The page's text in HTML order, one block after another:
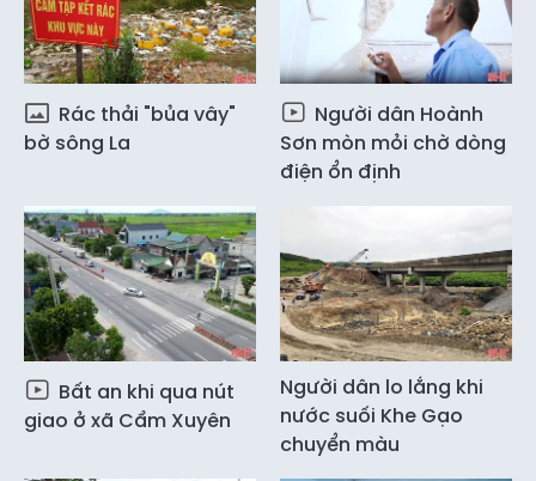
Rác thải "bủa vây"
bờ sông La
Người dân Hoành
Sơn mòn mỏi chờ dòng
điện ổn định
Bất an khi qua nút
giao ở xã Cẩm Xuyên
Người dân lo lắng khi
nước suối Khe Gạo
chuyển màu